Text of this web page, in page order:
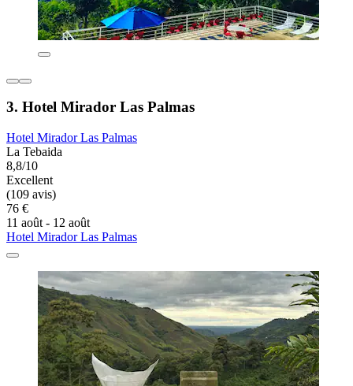
3. Hotel Mirador Las Palmas
Hotel Mirador Las Palmas
La Tebaida
8,8/10
Excellent
(109 avis)
76 €
11 août - 12 août
Hotel Mirador Las Palmas